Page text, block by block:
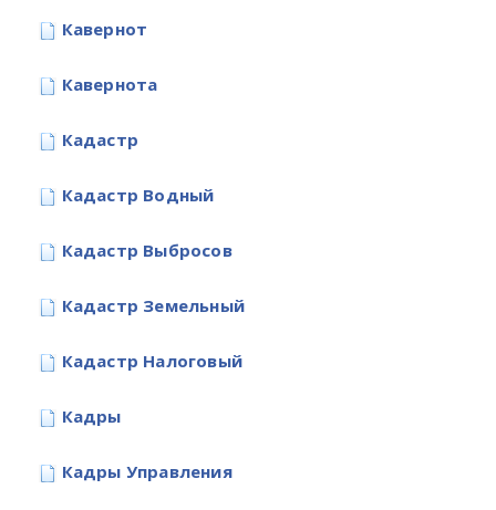
Кавернот
Кавернота
Кадастр
Кадастр Водный
Кадастр Выбросов
Кадастр Земельный
Кадастр Налоговый
Кадры
Кадры Управления